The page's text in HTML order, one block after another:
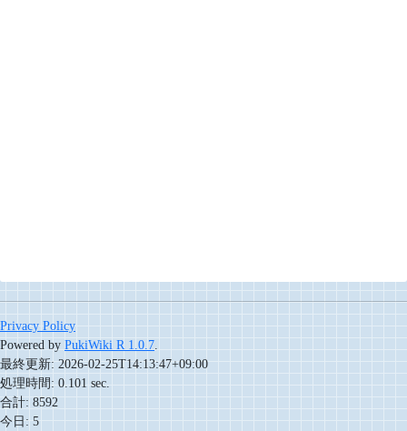
Privacy Policy
Powered by PukiWiki R 1.0.7
最終更新: 2026-02-25T14:13:47+09:00
処理時間: 0.101 sec.
合計: 8592
今日: 5